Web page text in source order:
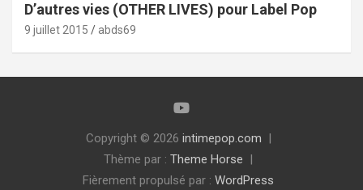
D’autres vies (OTHER LIVES) pour Label Pop
9 juillet 2015 abds69
Copyright © 2026 intimepop.com
Thème par : Theme Horse
Fièrement propulsé par : WordPress